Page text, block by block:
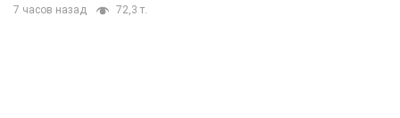
7 часов назад 72,3 т.